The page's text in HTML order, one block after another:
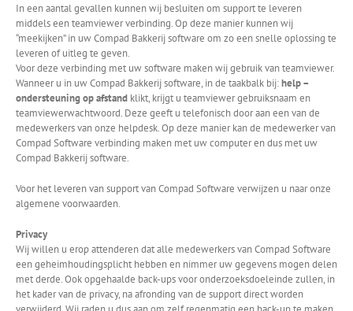
In een aantal gevallen kunnen wij besluiten om support te leveren
middels een teamviewer verbinding. Op deze manier kunnen wij
“meekijken” in uw Compad Bakkerij software om zo een snelle oplossing te
leveren of uitleg te geven.
Voor deze verbinding met uw software maken wij gebruik van teamviewer.
Wanneer u in uw Compad Bakkerij software, in de taakbalk bij:help –
ondersteuning op afstand klikt, krijgt u teamviewer gebruiksnaam en
teamviewerwachtwoord. Deze geeft u telefonisch door aan een van de
medewerkers van onze helpdesk. Op deze manier kan de medewerker van
Compad Software verbinding maken met uw computer en dus met uw
Compad Bakkerij software.
Voor het leveren van support van Compad Software verwijzen u naar onze
algemene voorwaarden.
Privacy
Wij willen u erop attenderen dat alle medewerkers van Compad Software
een geheimhoudingsplicht hebben en nimmer uw gegevens mogen delen
met derde. Ook opgehaalde back-ups voor onderzoeksdoeleinde zullen, in
het kader van de privacy, na afronding van de support direct worden